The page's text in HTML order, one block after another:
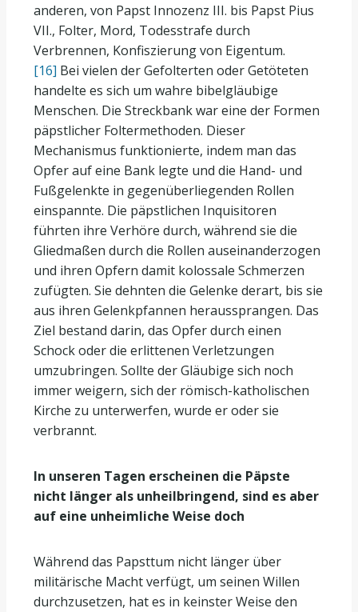
anderen, von Papst Innozenz III. bis Papst Pius
VII., Folter, Mord, Todesstrafe durch
Verbrennen, Konfiszierung von Eigentum.
[16] Bei vielen der Gefolterten oder Getöteten
handelte es sich um wahre bibelgläubige
Menschen. Die Streckbank war eine der Formen
päpstlicher Foltermethoden. Dieser
Mechanismus funktionierte, indem man das
Opfer auf eine Bank legte und die Hand- und
Fußgelenkte in gegenüberliegenden Rollen
einspannte. Die päpstlichen Inquisitoren
führten ihre Verhöre durch, während sie die
Gliedmaßen durch die Rollen auseinanderzogen
und ihren Opfern damit kolossale Schmerzen
zufügten. Sie dehnten die Gelenke derart, bis sie
aus ihren Gelenkpfannen heraussprangen. Das
Ziel bestand darin, das Opfer durch einen
Schock oder die erlittenen Verletzungen
umzubringen. Sollte der Gläubige sich noch
immer weigern, sich der römisch-katholischen
Kirche zu unterwerfen, wurde er oder sie
verbrannt.
In unseren Tagen erscheinen die Päpste
nicht länger als unheilbringend, sind es aber
auf eine unheimliche Weise doch
Während das Papsttum nicht länger über
militärische Macht verfügt, um seinen Willen
durchzusetzen, hat es in keinster Weise den